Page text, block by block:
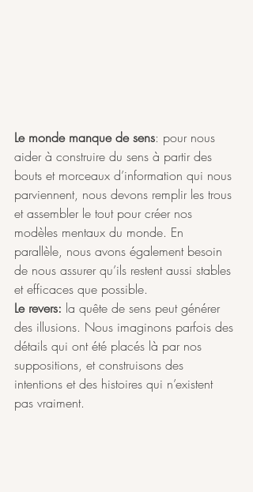
Le monde manque de sens: pour nous
aider à construire du sens à partir des
bouts et morceaux d’information qui nous
parviennent, nous devons remplir les trous
et assembler le tout pour créer nos
modèles mentaux du monde. En
parallèle, nous avons également besoin
de nous assurer qu’ils restent aussi stables
et efficaces que possible.
Le revers: la quête de sens peut générer
des illusions. Nous imaginons parfois des
détails qui ont été placés là par nos
suppositions, et construisons des
intentions et des histoires qui n’existent
pas vraiment.